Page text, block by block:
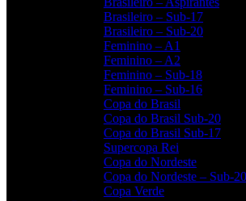
Brasileiro – Sub-17
Brasileiro – Sub-20
Feminino – A1
Feminino – A2
Feminino – Sub-18
Feminino – Sub-16
Copa do Brasil
Copa do Brasil Sub-20
Copa do Brasil Sub-17
Supercopa Rei
Copa do Nordeste
Copa do Nordeste – Sub-20
Copa Verde